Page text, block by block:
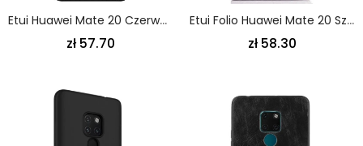
Etui Huawei Mate 20 Czerwony Szkło I Folia Imak Z Serii Fantasy Etui Ochronne
zł 57.70
Etui Folio Huawei Mate 20 Szary Czarny Kapelusz Księcia W Kwiatowy Wzór Etui Ochronne
zł 58.30